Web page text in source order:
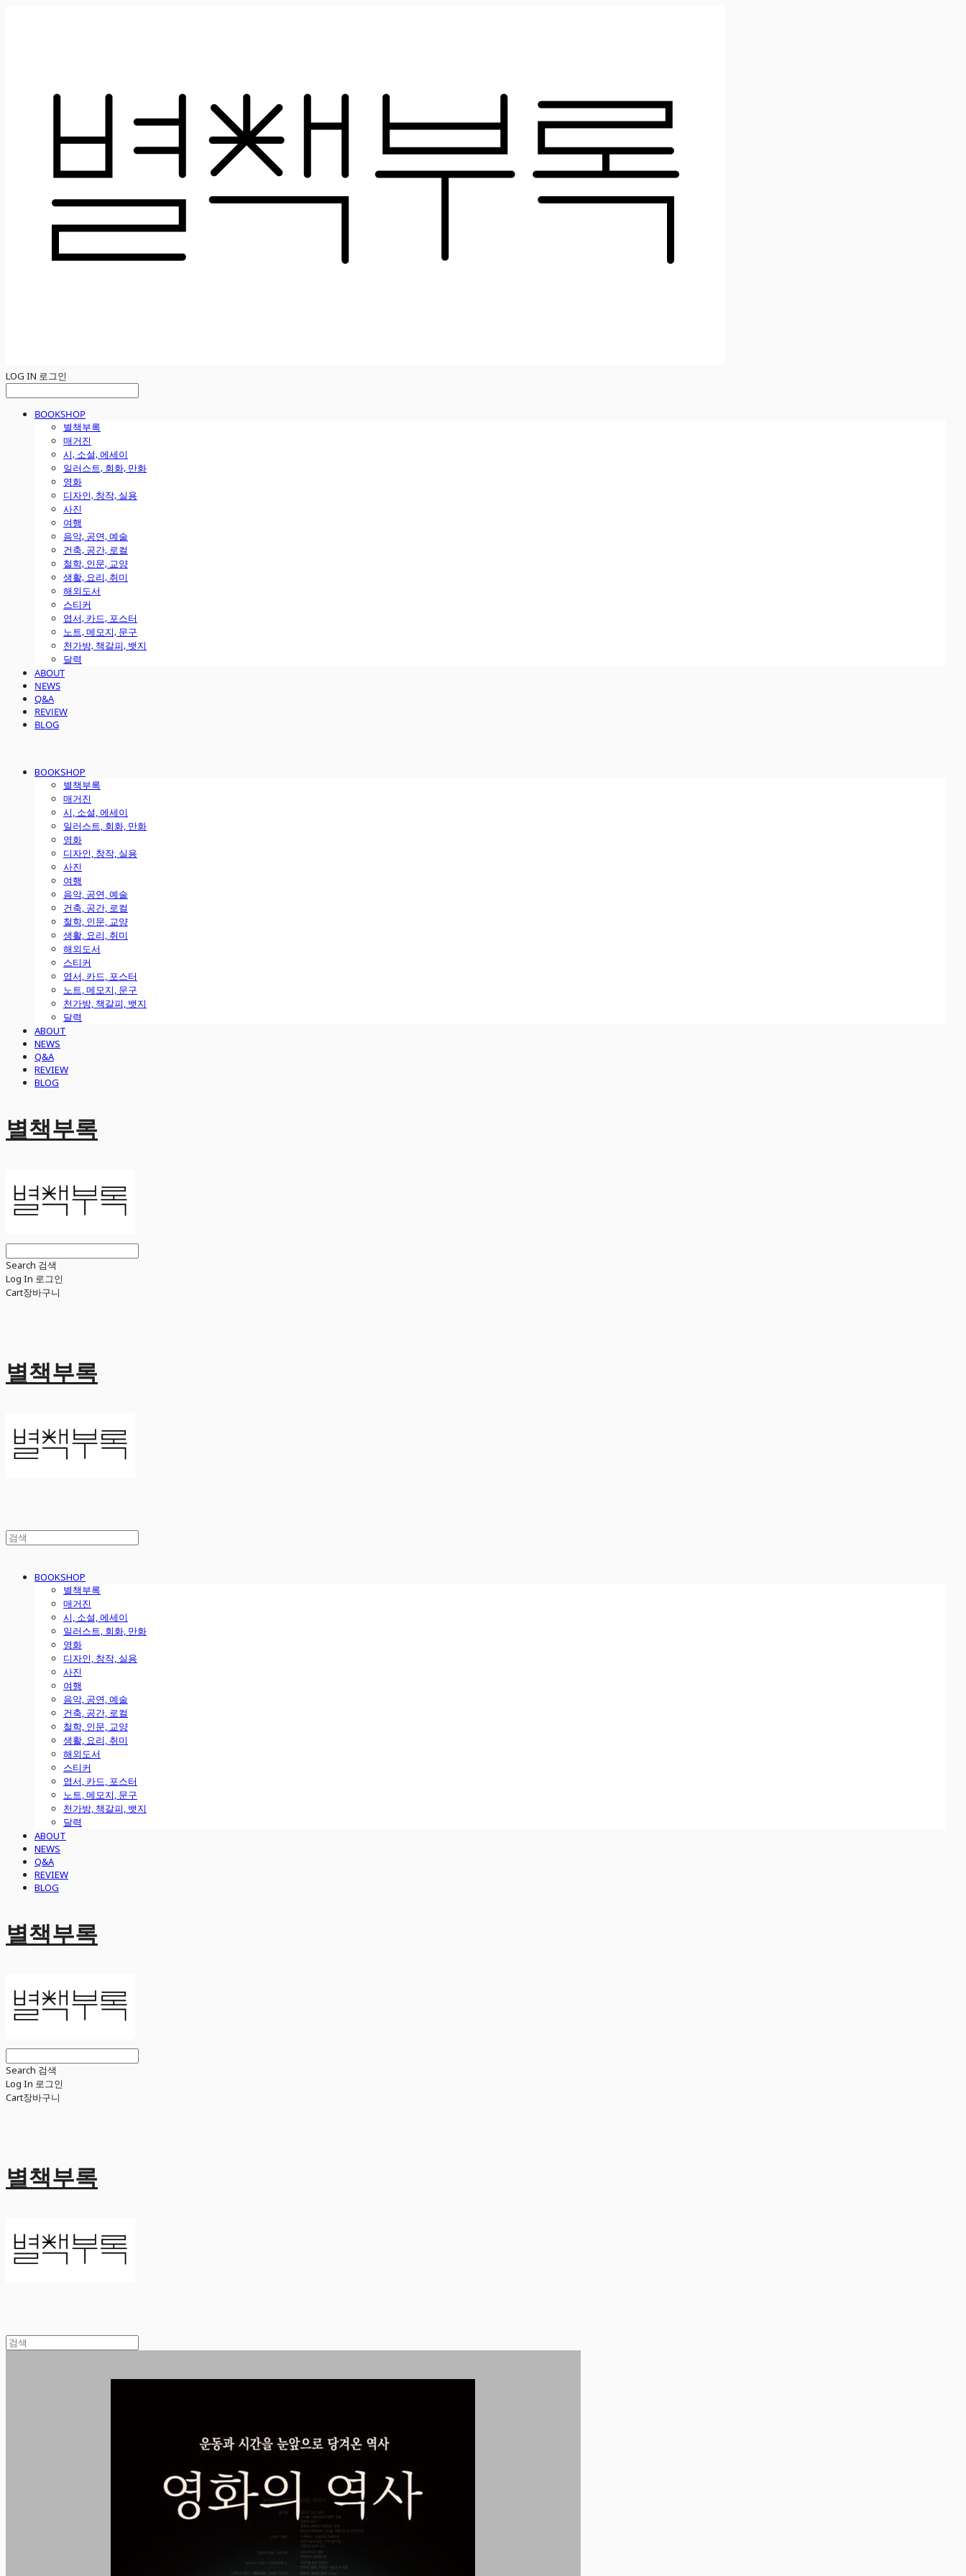
LOG IN 로그인
BOOKSHOP
별책부록
매거진
시, 소설, 에세이
일러스트, 회화, 만화
영화
디자인, 창작, 실용
사진
여행
음악, 공연, 예술
건축, 공간, 로컬
철학, 인문, 교양
생활, 요리, 취미
해외도서
스티커
엽서, 카드, 포스터
노트, 메모지, 문구
천가방, 책갈피, 뱃지
달력
ABOUT
NEWS
Q&A
REVIEW
BLOG
BOOKSHOP
별책부록
매거진
시, 소설, 에세이
일러스트, 회화, 만화
영화
디자인, 창작, 실용
사진
여행
음악, 공연, 예술
건축, 공간, 로컬
철학, 인문, 교양
생활, 요리, 취미
해외도서
스티커
엽서, 카드, 포스터
노트, 메모지, 문구
천가방, 책갈피, 뱃지
달력
ABOUT
NEWS
Q&A
REVIEW
BLOG
별책부록
Search 검색
Log In 로그인
Cart장바구니
별책부록
BOOKSHOP
별책부록
매거진
시, 소설, 에세이
일러스트, 회화, 만화
영화
디자인, 창작, 실용
사진
여행
음악, 공연, 예술
건축, 공간, 로컬
철학, 인문, 교양
생활, 요리, 취미
해외도서
스티커
엽서, 카드, 포스터
노트, 메모지, 문구
천가방, 책갈피, 뱃지
달력
ABOUT
NEWS
Q&A
REVIEW
BLOG
별책부록
Search 검색
Log In 로그인
Cart장바구니
별책부록